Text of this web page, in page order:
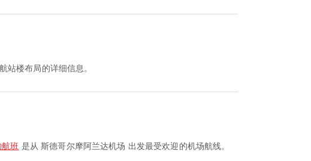
站楼布局的详细信息。
班 是从 斯德哥尔摩阿兰达机场 出发最受欢迎的机场航线。